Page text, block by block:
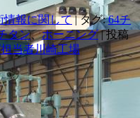
情報に関して| タグ:64チ
タン、ホーニング| 投稿
当者川崎工場